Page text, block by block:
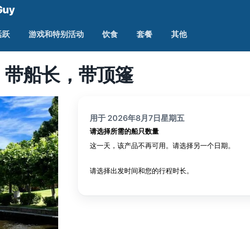
跃 游戏和特别活动 饮食 套餐 其他
船长，带顶篷
用于 2026年8月7日星期五
请选择所需的船只数量
这一天，该产品不再可用。请选择另一个日期。
请选择出发时间和您的行程时长。